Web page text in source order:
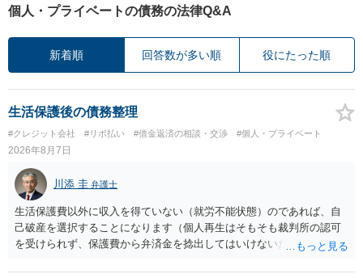
個人・プライベートの債務の法律Q&A
新着順 回答数が多い順 役にたった順
生活保護後の債務整理
#クレジット会社 #リボ払い #借金返済の相談・交渉 #個人・プライベート
2026年8月7日
川添 圭 弁護士
生活保護費以外に収入を得ていない（就労不能状態）のであれば、自
己破産を選択することになります（個人再生はそもそも裁判所の認可
を受けられず、保護費から弁済金を捻出してはいけないため任意整理
士費用は法テラスが負担し、裁判所の予納金等も法テラスが援助して